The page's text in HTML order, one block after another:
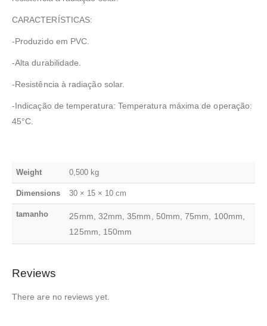
CARACTERÍSTICAS:
-Produzido em PVC.
-Alta durabilidade.
-Resistência à radiação solar.
-Indicação de temperatura: Temperatura máxima de operação:
45°C.
Weight 0,500 kg
Dimensions 30 × 15 × 10 cm
tamanho
25mm, 32mm, 35mm, 50mm, 75mm, 100mm,
125mm, 150mm
Reviews
There are no reviews yet.